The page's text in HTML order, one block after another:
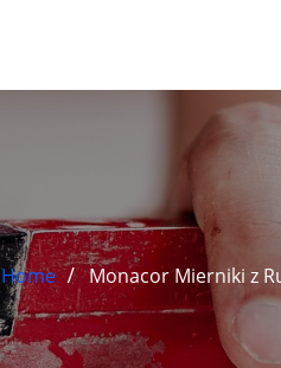
Home Monacor Mierniki z